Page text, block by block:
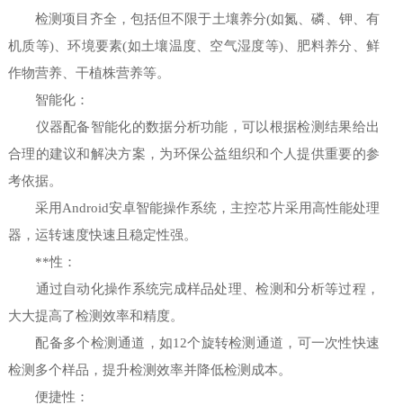
检测项目齐全，包括但不限于土壤养分(如氮、磷、钾、有
机质等)、环境要素(如土壤温度、空气湿度等)、肥料养分、鲜
作物营养、干植株营养等。
智能化：
仪器配备智能化的数据分析功能，可以根据检测结果给出
合理的建议和解决方案，为环保公益组织和个人提供重要的参
考依据。
采用Android安卓智能操作系统，主控芯片采用高性能处理
器，运转速度快速且稳定性强。
**性：
通过自动化操作系统完成样品处理、检测和分析等过程，
大大提高了检测效率和精度。
配备多个检测通道，如12个旋转检测通道，可一次性快速
检测多个样品，提升检测效率并降低检测成本。
便捷性：